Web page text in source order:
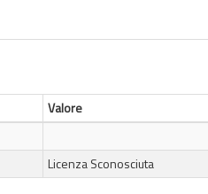
Valore
Licenza Sconosciuta